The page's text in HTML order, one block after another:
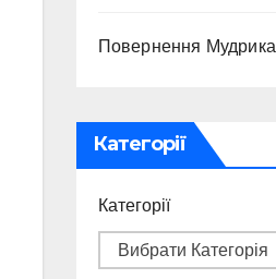
Повернення Мудрика
Категорії
Категорії